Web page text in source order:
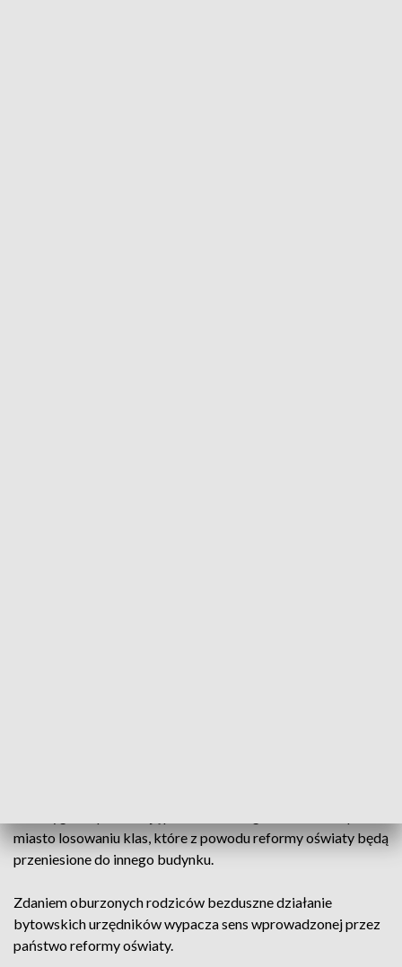
miasto losowaniu klas, które z powodu reformy oświaty będą
przeniesione do innego budynku.
Zdaniem oburzonych rodziców bezduszne działanie
bytowskich urzędników wypacza sens wprowadzonej przez
państwo reformy oświaty.